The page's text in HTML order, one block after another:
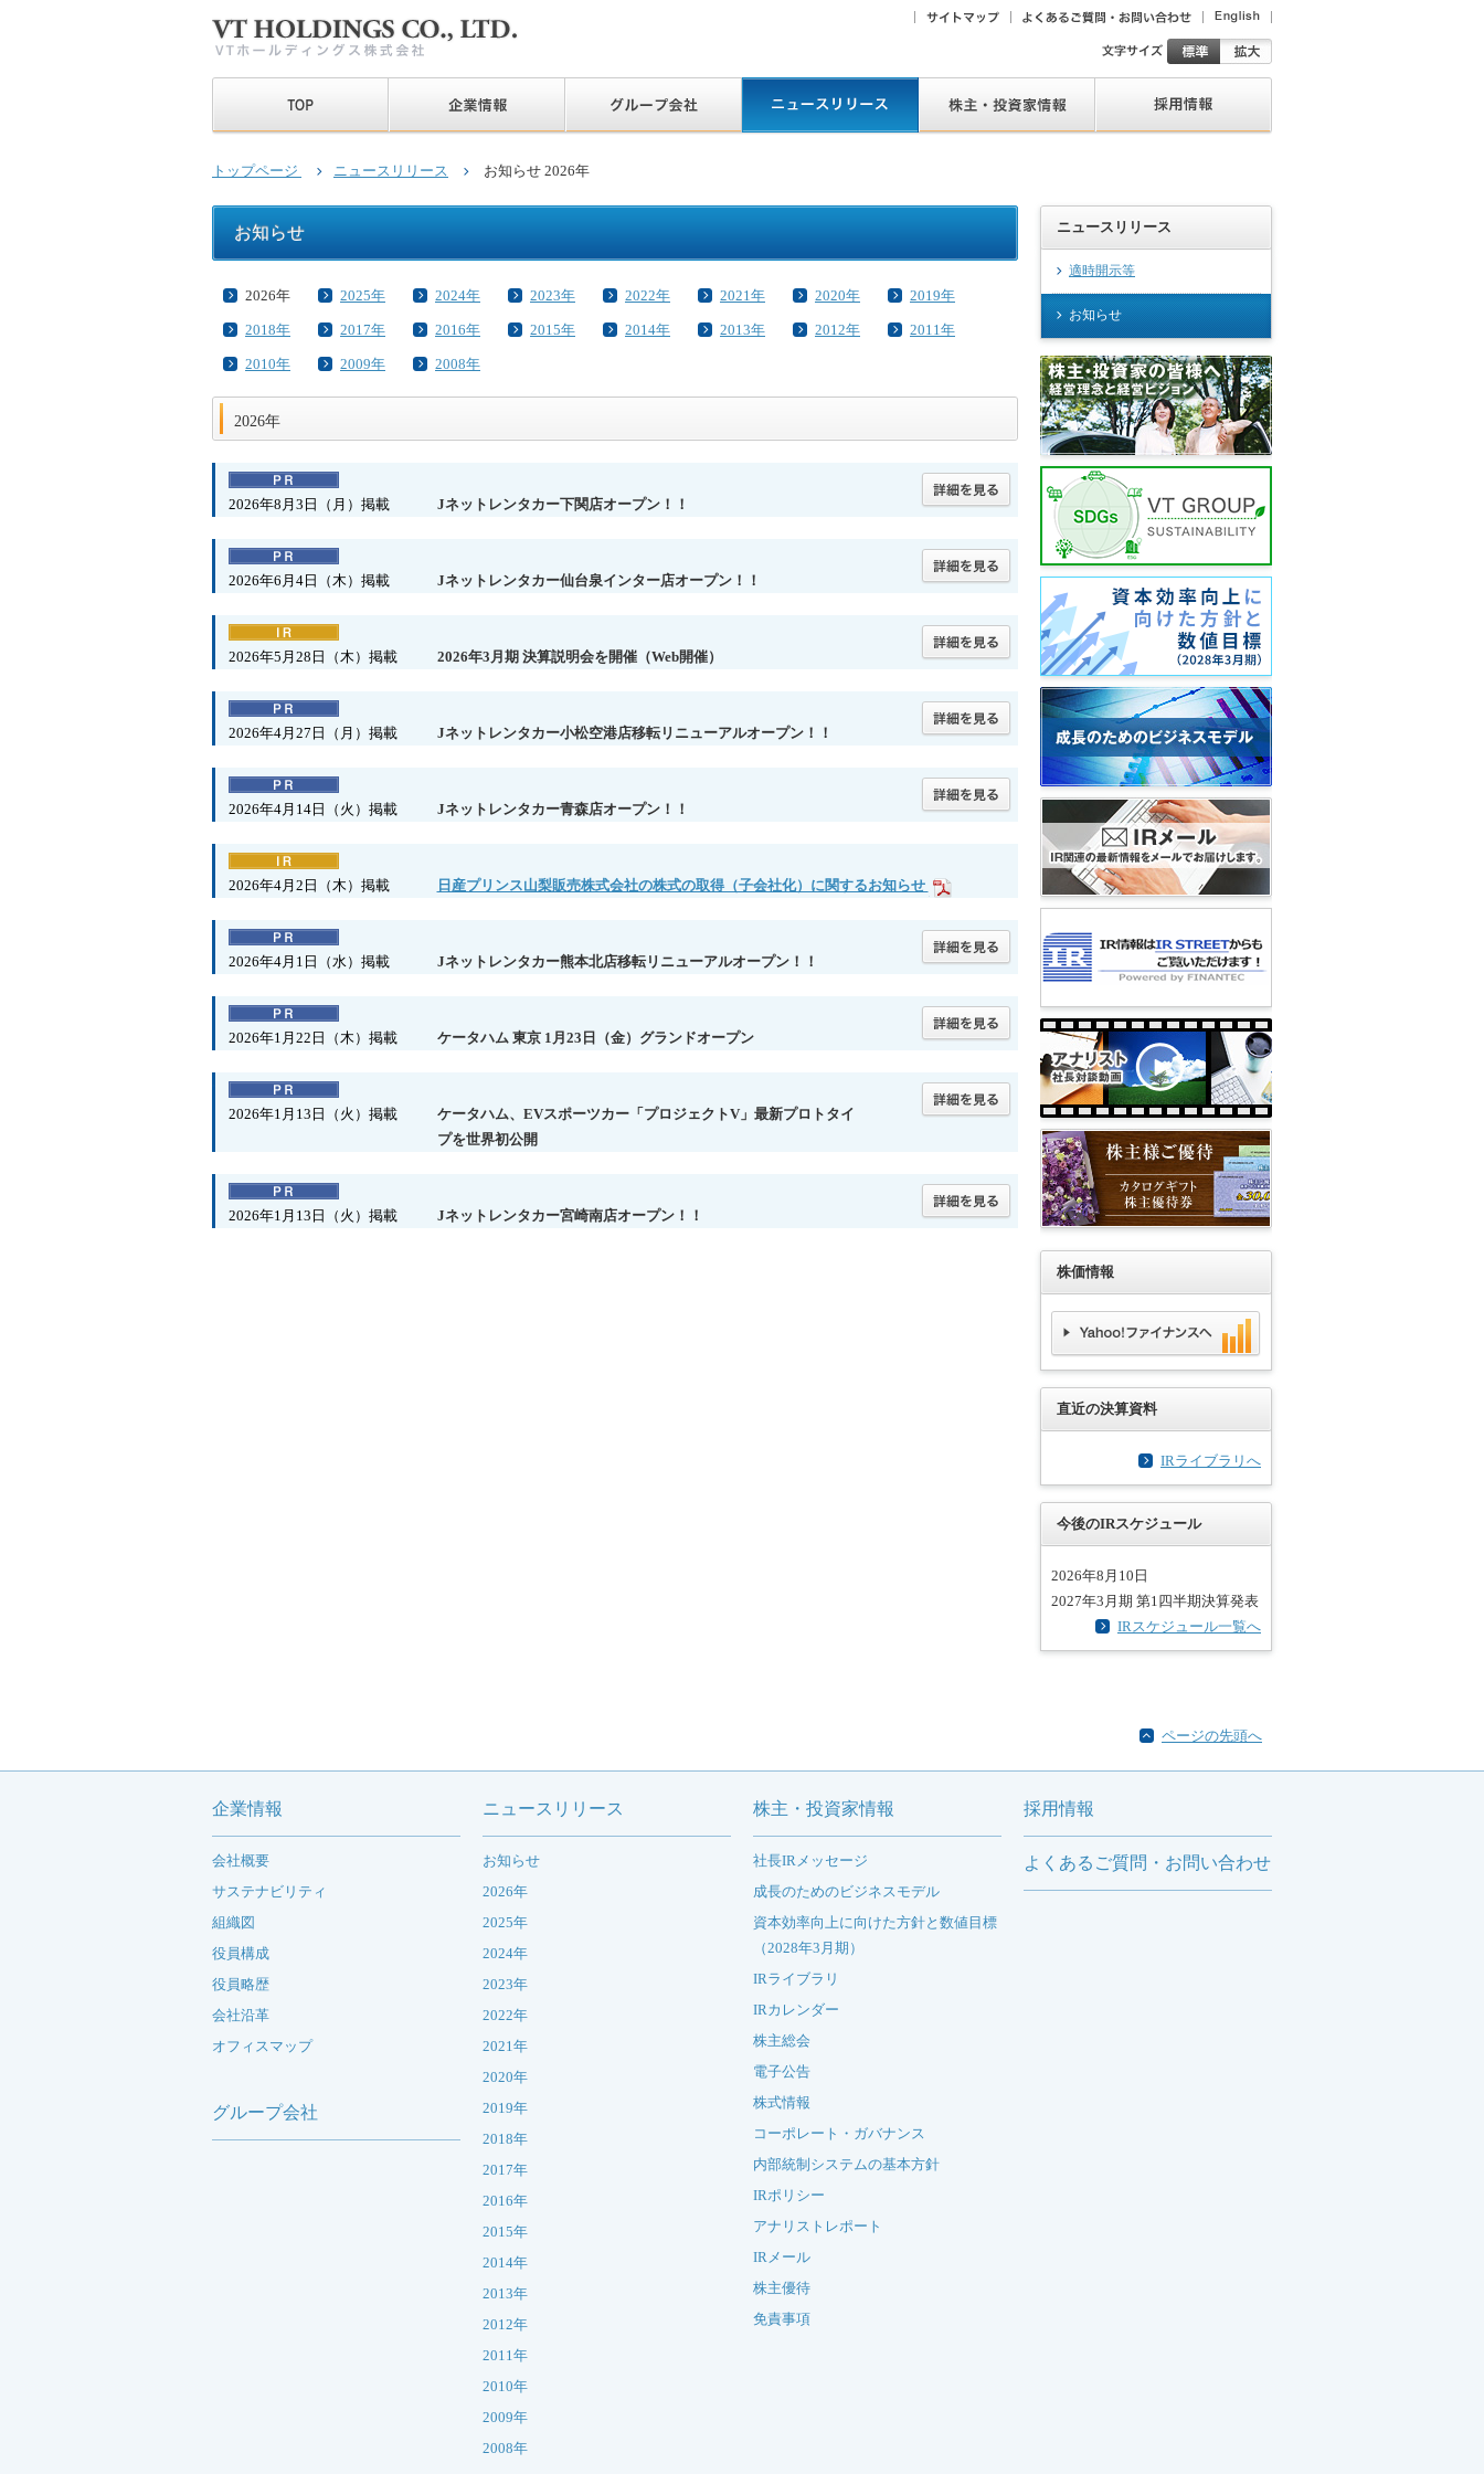
トップページ ニュースリリース お知らせ 2026年
お知らせ
2026年 2025年 2024年 2023年 2022年 2021年 2020年 2019年
2018年 2017年 2016年 2015年 2014年 2013年 2012年 2011年
2010年 2009年 2008年
2026年
2026年8月3日（月）掲載 Jネットレンタカー下関店オープン！！
2026年6月4日（木）掲載 Jネットレンタカー仙台泉インター店オープン！！
2026年5月28日（木）掲載 2026年3月期 決算説明会を開催（Web開催）
2026年4月27日（月）掲載 Jネットレンタカー小松空港店移転リニューアルオープン！！
2026年4月14日（火）掲載 Jネットレンタカー青森店オープン！！
2026年4月2日（木）掲載 日産プリンス山梨販売株式会社の株式の取得（子会社化）に関するお知らせ
2026年4月1日（水）掲載 Jネットレンタカー熊本北店移転リニューアルオープン！！
2026年1月22日（木）掲載 ケータハム 東京 1月23日（金）グランドオープン
2026年1月13日（火）掲載
ケータハム、EVスポーツカー「プロジェクトV」最新プロトタイ
プを世界初公開
2026年1月13日（火）掲載 Jネットレンタカー宮崎南店オープン！！
ニュースリリース
適時開示等
お知らせ
株価情報
直近の決算資料
IRライブラリへ
今後のIRスケジュール
2026年8月10日
2027年3月期 第1四半期決算発表
IRスケジュール一覧へ
ページの先頭へ
企業情報
会社概要
サステナビリティ
組織図
役員構成
役員略歴
会社沿革
オフィスマップ
グループ会社
ニュースリリース
お知らせ
2026年
2025年
2024年
2023年
2022年
2021年
2020年
2019年
2018年
2017年
2016年
2015年
2014年
2013年
2012年
2011年
2010年
2009年
2008年
株主・投資家情報
社長IRメッセージ
成長のためのビジネスモデル
資本効率向上に向けた方針と数値目標
（2028年3月期）
IRライブラリ
IRカレンダー
株主総会
電子公告
株式情報
コーポレート・ガバナンス
内部統制システムの基本方針
IRポリシー
アナリストレポート
IRメール
株主優待
免責事項
採用情報
よくあるご質問・お問い合わせ